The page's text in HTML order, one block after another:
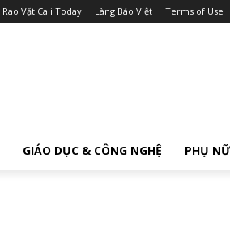
Rao Vặt Cali Today Làng Báo Việt Terms of Use
GIÁO DỤC & CÔNG NGHỆ PHỤ NỮ